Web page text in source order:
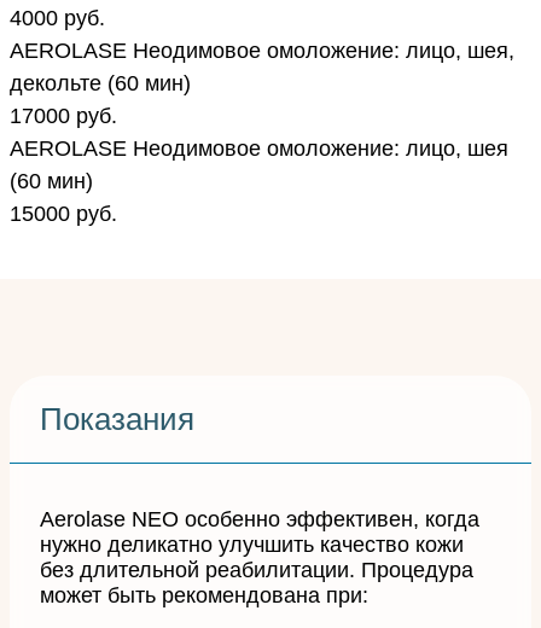
4000 руб.
AEROLASE Неодимовое омоложение: лицо, шея,
декольте (60 мин)
17000 руб.
AEROLASE Неодимовое омоложение: лицо, шея
(60 мин)
15000 руб.
Показания
Aerolase NEO особенно эффективен, когда
нужно деликатно улучшить качество кожи
без длительной реабилитации. Процедура
может быть рекомендована при: